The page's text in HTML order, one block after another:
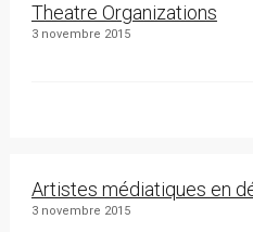
Theatre Organizations
3 novembre 2015
Artistes médiatiques en
3 novembre 2015